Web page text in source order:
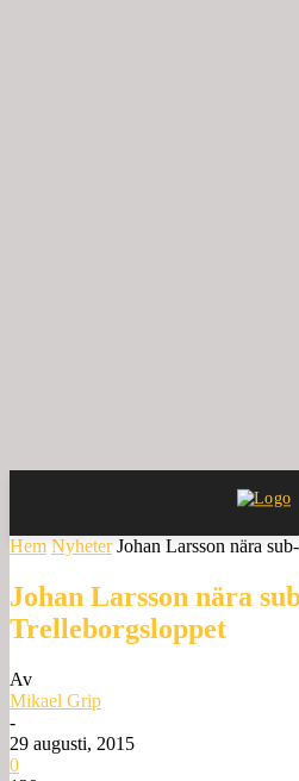
Hem Nyheter Johan Larsson nära
Johan Larsson nära
Trelleborgsloppet
Av
Mikael Grip
-
29 augusti, 2015
0